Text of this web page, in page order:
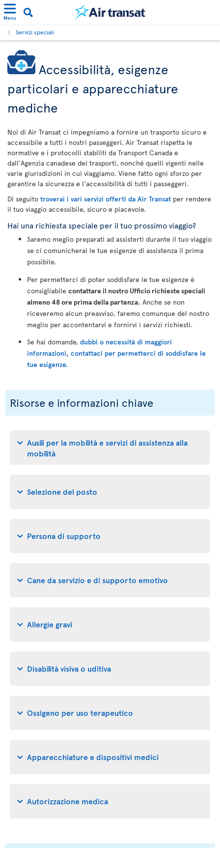
Menu
Servizi speciali
Accessibilità, esigenze
particolari e apparecchiature
mediche
Noi di Air Transat ci impegniamo a fornire un trasporto sicuro e
accessibile a tutti i nostri passeggeri. Air Transat rispetta le
normative e i protocolli stabiliti da Transport Canada e
dall'Agenzia canadese dei trasporti, nonché quelli vigenti nelle
varie giurisdizioni in cui viaggiamo. Viene fatto ogni sforzo per
garantire la sicurezza e l'accessibilità di tutti i passeggeri.
Di seguito troverai i vari servizi offerti da Air Transat per rendere
il tuo viaggio accessibile, sicuro e piacevole.
Hai una richiesta speciale per il tuo prossimo viaggio?
Saremo meglio preparati ad assisterti durante il tuo viaggio
se ci comunicherai le tue esigenze di assistenza il prima
possibile.
Per permetterci di poter soddisfare le tue esigenze è
consigliabile contattare il nostro Ufficio richieste speciali
almeno 48 ore prima della partenza. Anche se non
riceveremo alcun preavviso, faremo comunque del nostro
meglio per accontentarvi e fornirvi i servizi richiesti.
Se hai domande, dubbi o necessità di maggiori
informazioni, contattaci per permetterci di soddisfare le
tue esigenze.
Risorse e informazioni chiave
Ausili per la mobilità e servizi di assistenza alla
mobilità
Selezione del posto
Persona di supporto
Cane da servizio e di supporto emotivo
Allergie gravi
Disabilità visiva o uditiva
Ossigeno per uso terapeutico
Apparecchiature e dispositivi medici
Autorizzazione medica